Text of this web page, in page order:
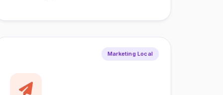
Marketing Local